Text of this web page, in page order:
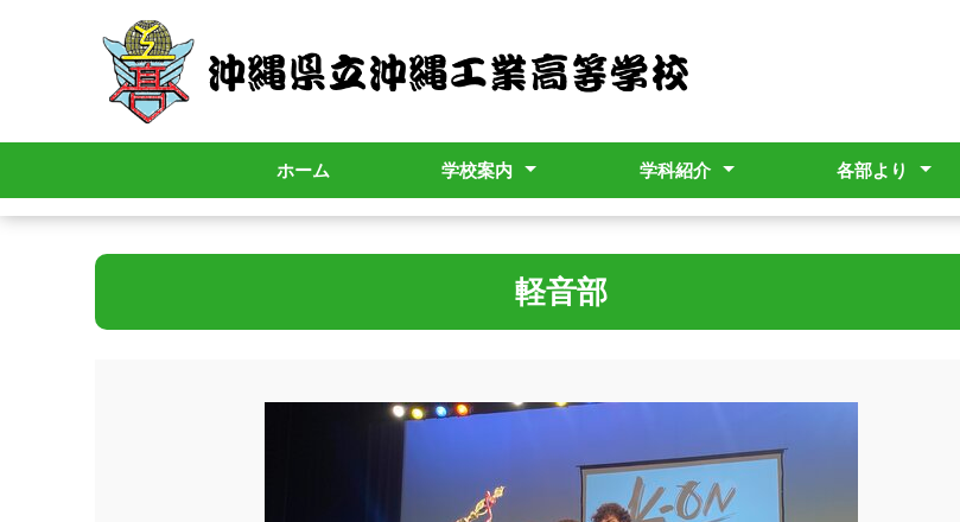
ホーム 学校案内
校長挨拶
学校パンフレット
校歌
学校要覧
学校内規
教育課程
シラバス
年間行事
School Policy
いじめ防止基本マニュアル
学校評価
学校評議員会
学科紹介
電子機械科
情報電子科
建築科
土木科
工業化学科
生活情報科
各部より
進路指導部
生徒支援部
生徒会
PTA
寮務(学寮）部
部活動
軽音部